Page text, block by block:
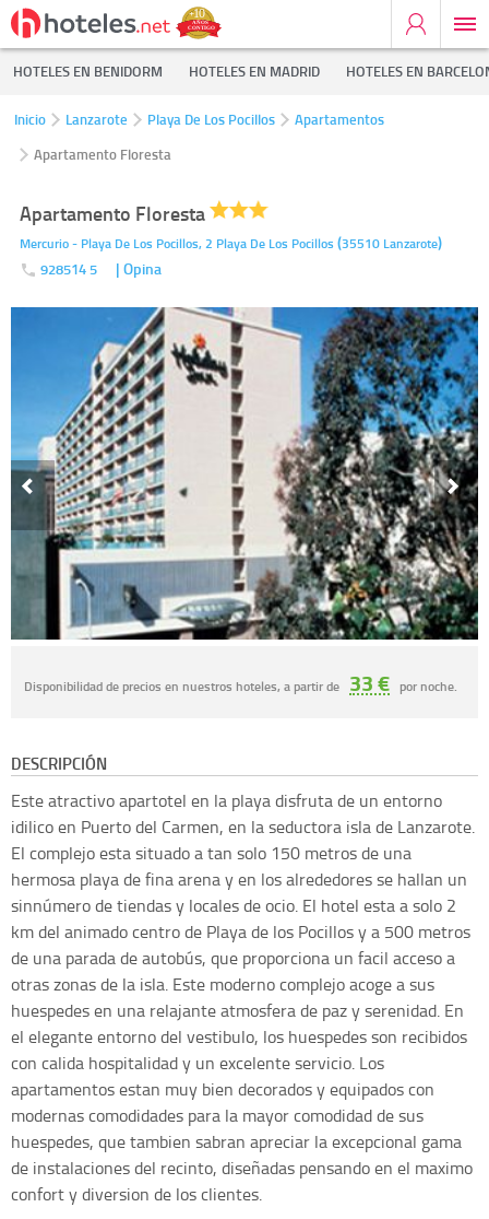
HOTELES EN BENIDORM HOTELES EN MADRID HOTELES EN
Inicio Lanzarote Playa De Los Pocillos
Apartamentos
Apartamento Floresta
Apartamento Floresta
Mercurio - Playa De Los Pocillos, 2 Playa De Los Pocillos (35510 Lanzarote)
928514 5 | Opina
Disponibilidad de precios en nuestros hoteles, a partir de 33 € por noche.
DESCRIPCIÓN
Este atractivo apartotel en la playa disfruta de un entorno
idilico en Puerto del Carmen, en la seductora isla de Lanzarote.
El complejo esta situado a tan solo 150 metros de una
hermosa playa de fina arena y en los alrededores se hallan un
sinnúmero de tiendas y locales de ocio. El hotel esta a solo 2
km del animado centro de Playa de los Pocillos y a 500 metros
de una parada de autobús, que proporciona un facil acceso a
otras zonas de la isla. Este moderno complejo acoge a sus
huespedes en una relajante atmosfera de paz y serenidad. En
el elegante entorno del vestibulo, los huespedes son recibidos
con calida hospitalidad y un excelente servicio. Los
apartamentos estan muy bien decorados y equipados con
modernas comodidades para la mayor comodidad de sus
huespedes, que tambien sabran apreciar la excepcional gama
de instalaciones del recinto, diseñadas pensando en el maximo
confort y diversion de los clientes.